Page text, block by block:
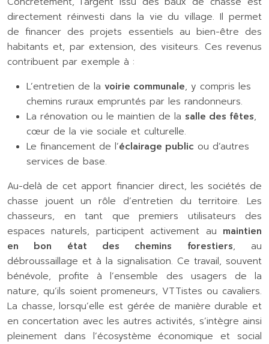
directement réinvesti dans la vie du village. Il permet
de financer des projets essentiels au bien-être des
habitants et, par extension, des visiteurs. Ces revenus
contribuent par exemple à :
L’entretien de la voirie communale, y compris les
chemins ruraux empruntés par les randonneurs.
La rénovation ou le maintien de la salle des fêtes,
cœur de la vie sociale et culturelle.
Le financement de l’éclairage public ou d’autres
services de base.
Au-delà de cet apport financier direct, les sociétés de
chasse jouent un rôle d’entretien du territoire. Les
chasseurs, en tant que premiers utilisateurs des
espaces naturels, participent activement au maintien
en bon état des chemins forestiers, au
débroussaillage et à la signalisation. Ce travail, souvent
bénévole, profite à l’ensemble des usagers de la
nature, qu’ils soient promeneurs, VTTistes ou cavaliers.
La chasse, lorsqu’elle est gérée de manière durable et
en concertation avec les autres activités, s’intègre ainsi
pleinement dans l’écosystème économique et social